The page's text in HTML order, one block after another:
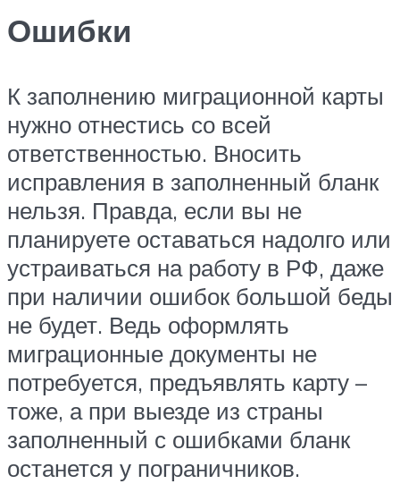
Ошибки
К заполнению миграционной карты
нужно отнестись со всей
ответственностью. Вносить
исправления в заполненный бланк
нельзя. Правда, если вы не
планируете оставаться надолго или
устраиваться на работу в РФ, даже
при наличии ошибок большой беды
не будет. Ведь оформлять
миграционные документы не
потребуется, предъявлять карту –
тоже, а при выезде из страны
заполненный с ошибками бланк
останется у пограничников.